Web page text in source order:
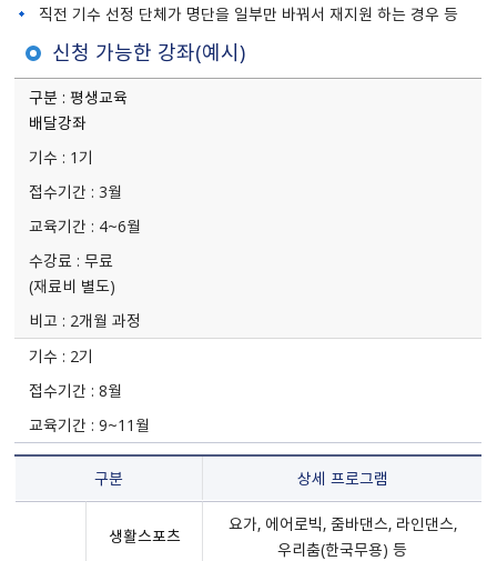
직전 기수 선정 단체가 명단을 일부만 바꿔서 재지원 하는 경우 등
신청 가능한 강좌(예시)
평생교육
배달강좌
1기
3월
4~6월
무료
(재료비 별도)
2개월 과정
2기
8월
9~11월
구분 상세 프로그램
생활스포츠
요가, 에어로빅, 줌바댄스, 라인댄스,
우리춤(한국무용) 등